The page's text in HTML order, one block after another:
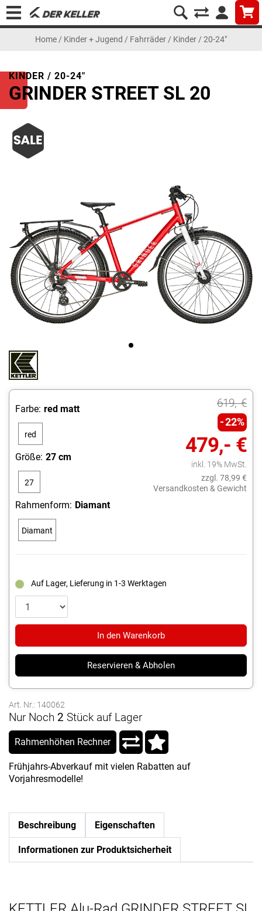
Home / Kinder + Jugend / Fahrräder / Kinder / 20-24"
KINDER / 20-24"
GRINDER STREET SL 20
619,- €
22%
479,- €
inkl. 19% MwSt.
zzgl. 78,99 €
Versandkosten & Gewicht
Farbe: red matt
red
Größe: 27 cm
27
Rahmenform: Diamant
Diamant
Auf Lager, Lieferung in 1-3 Werktagen
In den Warenkorb
Reservieren & Abholen
Art. Nr.: 140062
Nur Noch 2 Stück auf Lager
Rahmenhöhen Rechner
Frühjahrs-Abverkauf mit vielen Rabatten auf
Vorjahresmodelle!
Beschreibung Eigenschaften
Informationen zur Produktsicherheit